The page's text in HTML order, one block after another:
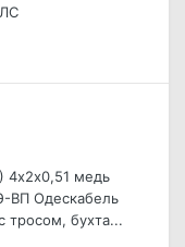
4х2х0,51 медь
ВП Одескабель
тросом, бухта...